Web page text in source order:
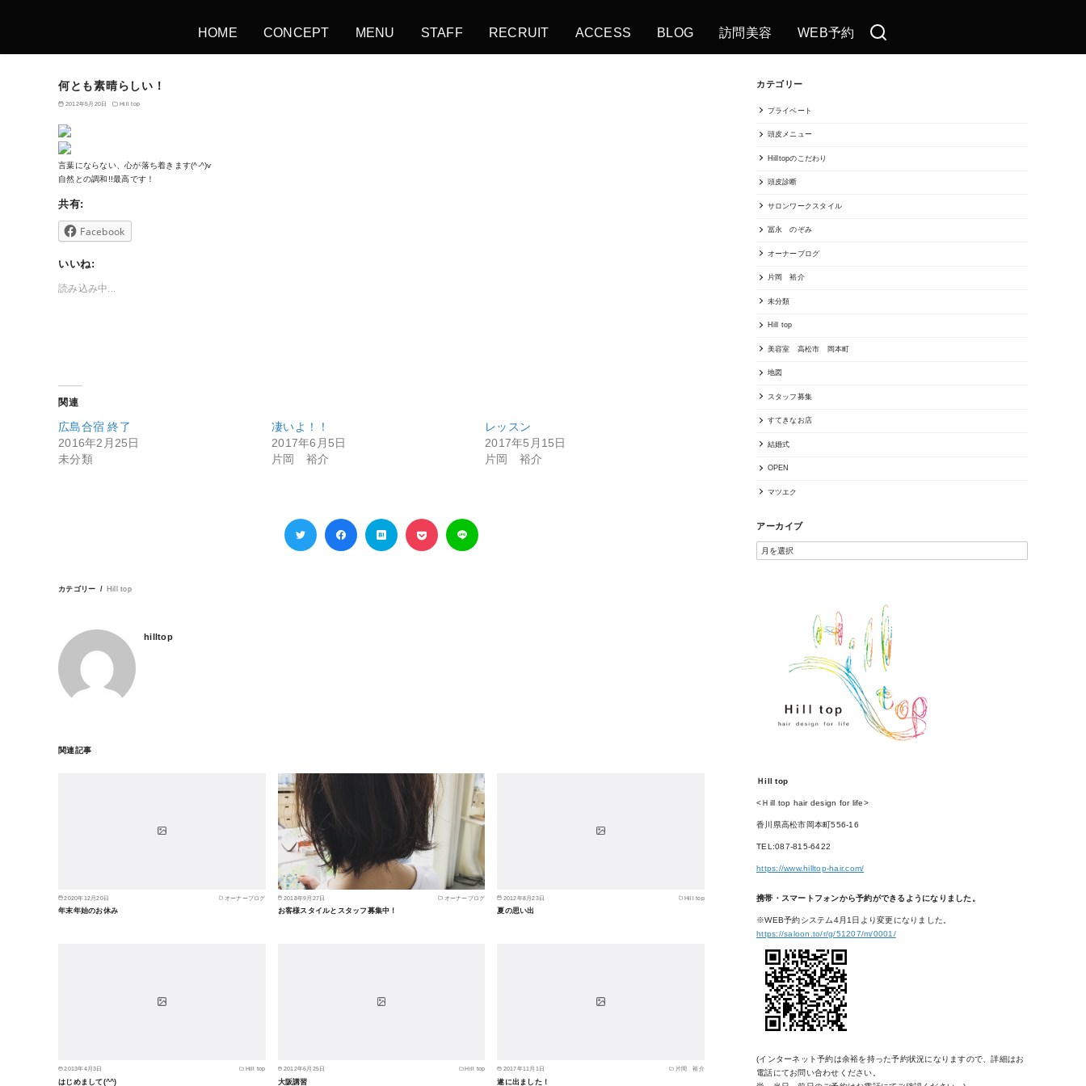
HOME CONCEPT MENU STAFF RECRUIT ACCESS BLOG 訪問美容 WEB予約
何とも素晴らしい！
2012年5月20日 Hill top
言葉にならない、心が落ち着きます(^-^)v
自然との調和!!最高です！
共有:
Facebook
いいね:
読み込み中...
関連
広島合宿 終了
2016年2月25日
未分類
凄いよ！！
2017年6月5日
片岡 裕介
レッスン
2017年5月15日
片岡 裕介
カテゴリー Hill top
hilltop
関連記事
2020年12月20日 オーナーブログ
年末年始のお休み
2018年9月27日 オーナーブログ
お客様スタイルとスタッフ募集中！
2012年8月23日 Hill top
夏の思い出
2013年4月3日 Hill top
はじめまして(^^)
2012年6月25日 Hill top
大阪講習
2017年11月1日 片岡 裕介
遂に出ました！
カテゴリー
プライベート
頭皮メニュー
Hilltopのこだわり
頭皮診断
サロンワークスタイル
冨永 のぞみ
オーナーブログ
片岡 裕介
未分類
Hill top
美容室 高松市 岡本町
地図
スタッフ募集
すてきなお店
結婚式
OPEN
マツエク
アーカイブ
Ｈill top
<Ｈill top hair design for life>
香川県高松市岡本町556-16
TEL:087-815-6422
https://www.hilltop-hair.com/
携帯・スマートフォンから予約ができるようになりました。
※WEB予約システム4月1日より変更になりました。
https://saloon.to/r/g/51207/m/0001/
(インターネット予約は余裕を持った予約状況になりますので、詳細はお
電話にてお問い合わせください。